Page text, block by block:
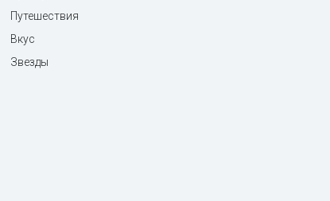
Путешествия
Вкус
Звезды